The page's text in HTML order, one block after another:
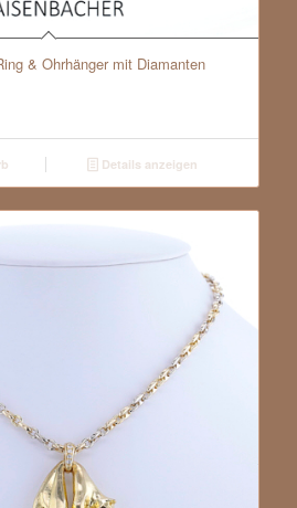
& Ohrhänger mit Diamanten
Details anzeigen